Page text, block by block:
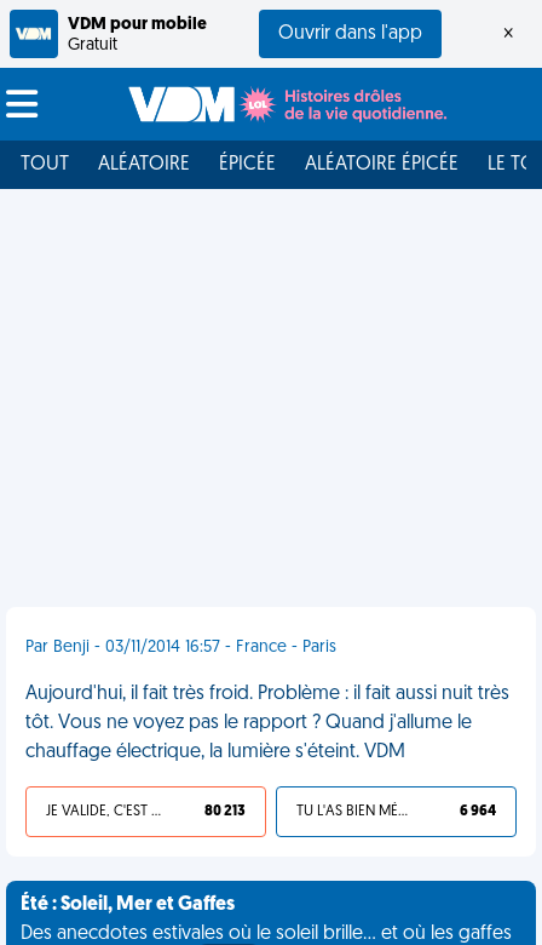
VDM pour mobile
Gratuit
Ouvrir dans l'app ×
TOUT ALÉATOIRE ÉPICÉE ALÉATOIRE ÉPICÉE LE
Par Benji - 03/11/2014 16:57 - France - Paris
Aujourd'hui, il fait très froid. Problème : il fait aussi nuit très
tôt. Vous ne voyez pas le rapport ? Quand j'allume le
chauffage électrique, la lumière s'éteint. VDM
JE VALIDE, C'EST UNE VDM 80 213 TU L'AS BIEN MÉRITÉ 6 964
Été : Soleil, Mer et Gaffes
Des anecdotes estivales où le soleil brille... et où les gaffes